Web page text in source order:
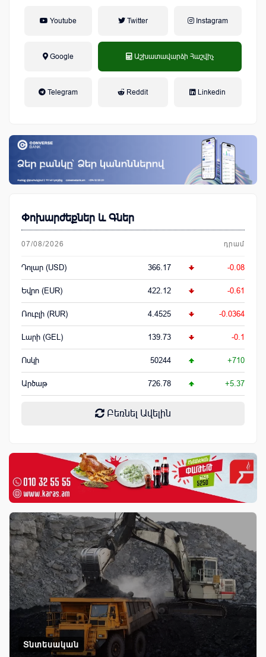
Youtube Twitter Instagram
Google Աշխատավարձի Հաշվիչ
Telegram Reddit Linkedin
Փոխարժեքներ և Գներ
07/08/2026 դրամ
Դոլար (USD) 366.17 -0.08
Եվրո (EUR) 422.12 -0.61
Ռուբլի (RUR) 4.4525 -0.0364
Լարի (GEL) 139.73 -0.1
Ոսկի 50244 +710
Արծաթ 726.78 +5.37
Բեռնել Ավելին
Տնտեսական